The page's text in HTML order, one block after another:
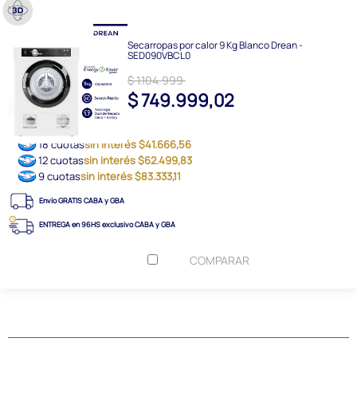
Secarropas por calor 9 Kg Blanco Drean -
SED090VBCL0
$ 1.104.999
$ 749.999,02
18 cuotassin interés $41.666,56
12 cuotassin interés $62.499,83
9 cuotassin interés $83.333,11
Envío GRATIS CABA y GBA
ENTREGA en 96HS exclusivo CABA y GBA
COMPARAR